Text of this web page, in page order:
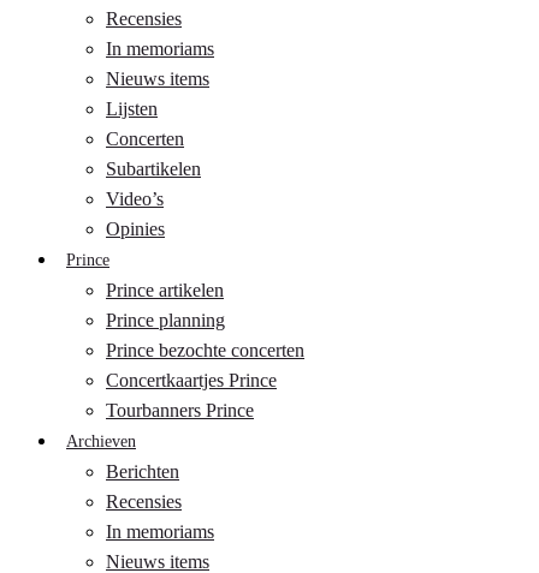
Recensies
In memoriams
Nieuws items
Lijsten
Concerten
Subartikelen
Video’s
Opinies
Prince
Prince artikelen
Prince planning
Prince bezochte concerten
Concertkaartjes Prince
Tourbanners Prince
Archieven
Berichten
Recensies
In memoriams
Nieuws items